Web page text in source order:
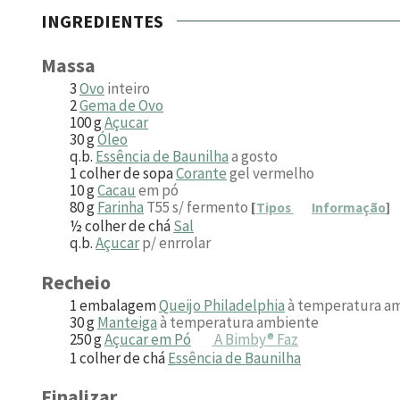
INGREDIENTES
Massa
3Ovo inteiro
2Gema de Ovo
100gAçucar
30gÓleo
q.b. Essência de Baunilhaa gosto
1colher de sopaCorantegel vermelho
10gCacau em pó
80gFarinha T55 s/ fermento [Tipos Informação]
½colher de cháSal
q.b.Açucarp/ enrrolar
Recheio
1embalagemQueijo Philadelphiaà temperatura
30gManteigaà temperatura ambiente
250gAçucar em Pó
A Bimby® Faz
1colher de cháEssência de Baunilha